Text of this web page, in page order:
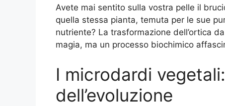
Avete mai sentito sulla vostra pelle il
quella stessa pianta, temuta per le sue
nutriente? La trasformazione dell’ortica
magia, ma un processo biochimico
I microdardi
dell’evoluzione